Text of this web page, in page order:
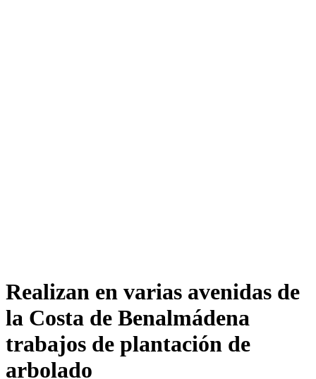
Realizan en varias avenidas de
la Costa de Benalmádena
trabajos de plantación de
arbolado